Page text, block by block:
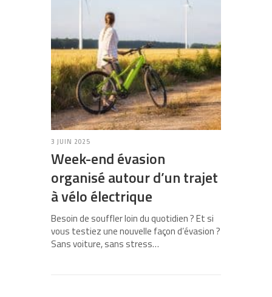
3 JUIN 2025
Week-end évasion
organisé autour d’un trajet
à vélo électrique
Besoin de souffler loin du quotidien ? Et si
vous testiez une nouvelle façon d’évasion ?
Sans voiture, sans stress…